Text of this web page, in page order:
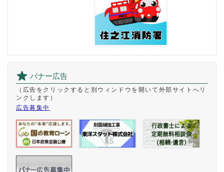
バナー広告
（広告をクリックすると別ウィンドウを開いて外部サイトへリ
ンクします）
広告募集中